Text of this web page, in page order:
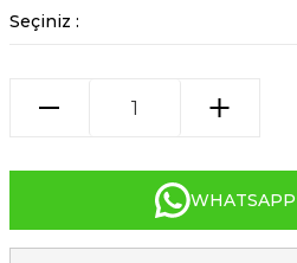
Seçiniz :